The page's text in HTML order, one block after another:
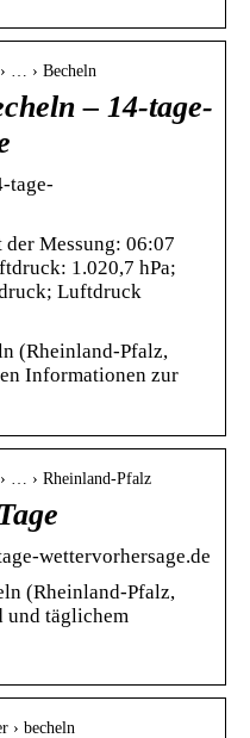
… › Becheln
– 14-tage-
tage-
Messung: 06:07
1.020,7 hPa;
Luftdruck
(Rheinland-Pfalz,
Informationen zur
… › Rheinland-Pfalz
wettervorhersage.de
(Rheinland-Pfalz,
und täglichem
› becheln